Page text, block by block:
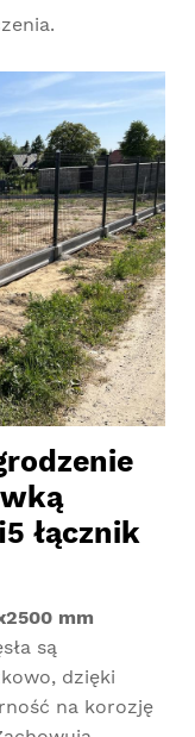
łącznik
mm
są
dzięki
na korozję